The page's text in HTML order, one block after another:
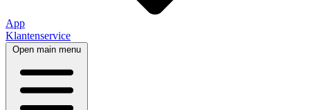
App
Klantenservice
Open main menu